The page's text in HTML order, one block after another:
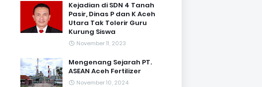
Kejadian di SDN 4 Tanah
Pasir, Dinas P dan K Aceh
Utara Tak Tolerir Guru
Kurung Siswa
November 11, 2023
Mengenang Sejarah PT.
ASEAN Aceh Fertilizer
November 10, 2024